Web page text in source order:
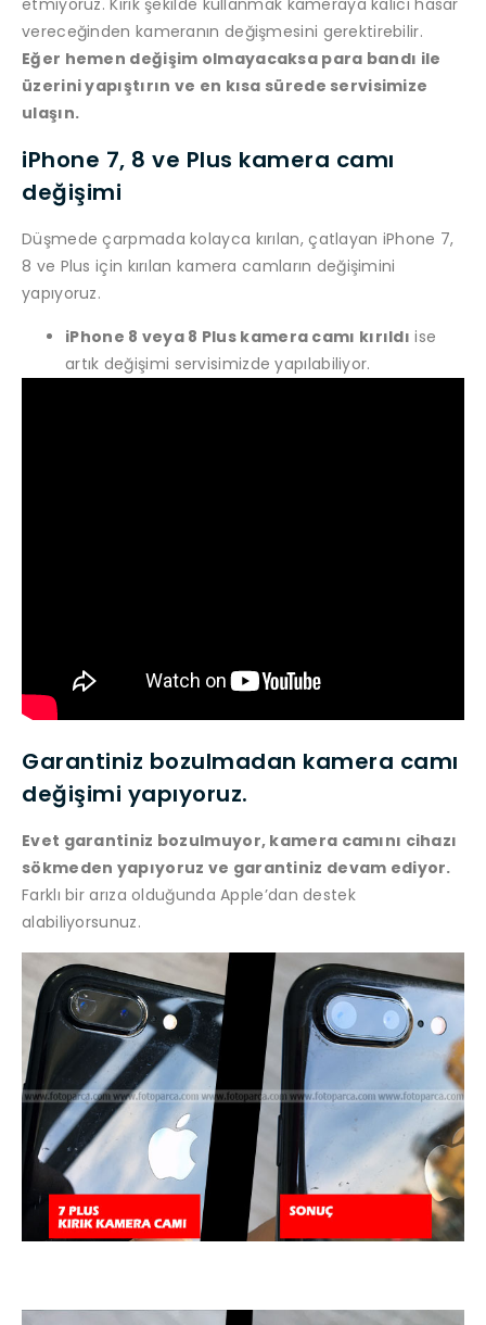
vereceğinden kameranın değişmesini gerektirebilir.
Eğer hemen değişim olmayacaksa para bandı ile
üzerini yapıştırın ve en kısa sürede servisimize
ulaşın.
iPhone 7, 8 ve Plus kamera camı
değişimi
Düşmede çarpmada kolayca kırılan, çatlayan iPhone 7,
8 ve Plus için kırılan kamera camların değişimini
yapıyoruz.
iPhone 8 veya 8 Plus kamera camı kırıldı ise
artık değişimi servisimizde yapılabiliyor.
Garantiniz bozulmadan kamera camı
değişimi yapıyoruz.
Evet garantiniz bozulmuyor, kamera camını cihazı
sökmeden yapıyoruz ve garantiniz devam ediyor.
Farklı bir arıza olduğunda Apple’dan destek
alabiliyorsunuz.